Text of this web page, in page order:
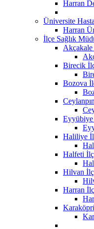
Harran
Üniversite
Harran
İlçe Sağlık
Birecik
Bozova
Eyyübiye
Haliliye
Halfeti
Hilvan
Harran